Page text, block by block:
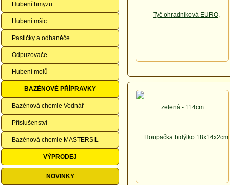
Hubení hmyzu
Hubení mšic
Pastičky a odhaněče
Odpuzovače
Hubení molů
BAZÉNOVÉ PŘÍPRAVKY
Bazénová chemie Vodnář
Příslušenství
Bazénová chemie MASTERSIL
VÝPRODEJ
NOVINKY